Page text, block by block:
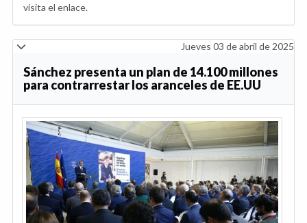
visita el enlace.
Jueves 03 de abril de 2025
Sánchez presenta un plan de 14.100 millones
para contrarrestar los aranceles de EE.UU